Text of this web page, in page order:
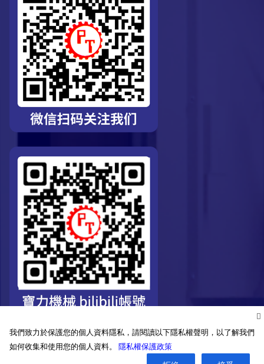
我們致力於保護您的個人資料隱私，請閱讀以下隱私權聲明，以了解我們
如何收集和使用您的個人資料。 隱私權保護政策